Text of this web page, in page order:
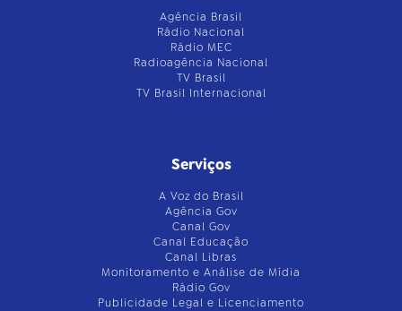
Agência Brasil
Rádio Nacional
Rádio MEC
Radioagência Nacional
TV Brasil
TV Brasil Internacional
Serviços
A Voz do Brasil
Agência Gov
Canal Gov
Canal Educação
Canal Libras
Monitoramento e Análise de Mídia
Rádio Gov
Publicidade Legal e Licenciamento